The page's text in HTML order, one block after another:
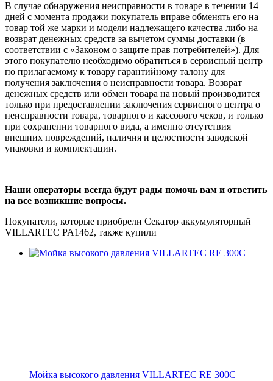
В случае обнаружения неисправности в товаре в течении 14
дней с момента продажи покупатель вправе обменять его на
товар той же марки и модели надлежащего качества либо на
возврат денежных средств за вычетом суммы доставки (в
соответствии с «Законом о защите прав потребителей»). Для
этого покупателю необходимо обратиться в сервисный центр
по прилагаемому к товару гарантийному талону для
получения заключения о неисправности товара. Возврат
денежных средств или обмен товара на новый производится
только при предоставлении заключения сервисного центра о
неисправности товара, товарного и кассового чеков, и только
при сохранении товарного вида, а именно отсутствия
внешних повреждений, наличия и целостности заводской
упаковки и комплектации.
Наши операторы всегда будут рады помочь вам и ответить
на все возникшие вопросы.
Покупатели, которые приобрели Секатор аккумуляторный
VILLARTEC PA1462, также купили
Мойка высокого давления VILLARTEC RE 300C